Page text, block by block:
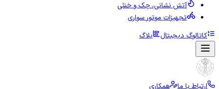
آتش نشانی، چک و خنثی
تجهیزات موتور سواری
کاتالوگ دیجیتال
بلاگ
ارتباط با ما همکاری